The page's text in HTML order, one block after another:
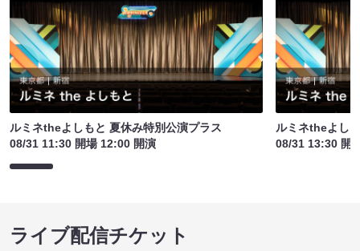
ルミネtheよしもと 夏休み特別公演プラス
08/31 11:30 開場 12:00 開演
ルミネtheよし
08/31 13:30 開
ライブ配信チケット